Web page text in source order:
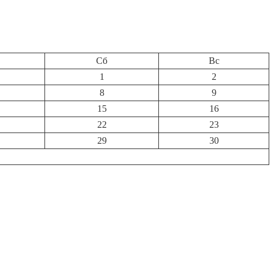
Сб
Вс
1
2
8
9
15
16
22
23
29
30